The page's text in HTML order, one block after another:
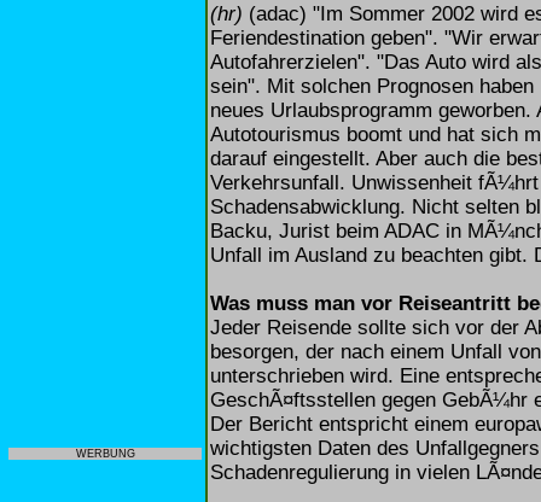
WERBUNG
(hr) (adac) "Im Sommer 2002 wird
Feriendestination geben". "Wir
Autofahrerzielen". "Das Auto wird
sein". Mit solchen Prognosen
neues Urlaubsprogramm
Autotourismus boomt und hat sich
darauf eingestellt. Aber auch die
Verkehrsunfall. Unwissenheit
Schadensabwicklung. Nicht selten
Backu, Jurist beim ADAC in
Unfall im Ausland zu beachten gibt.
Was muss man vor Reiseantritt
Jeder Reisende sollte sich vor der
besorgen, der nach einem Unfall
unterschrieben wird. Eine
GeschÃ¤ftsstellen gegen GebÃ¼hr
Der Bericht entspricht einem
wichtigsten Daten des
Schadenregulierung in vielen